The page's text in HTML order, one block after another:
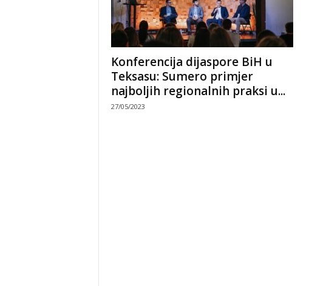
Konferencija dijaspore BiH u
Teksasu: Sumero primjer
najboljih regionalnih praksi u...
27/05/2023